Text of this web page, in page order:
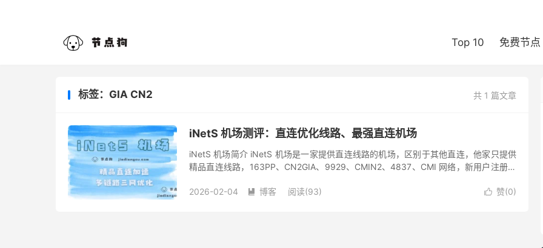
Top 10 免费节点
共 1 篇文章
标签：GIA CN2
iNetS 机场测评：直连优化线路、最强直连机场
iNetS 机场简介 iNetS 机场是一家提供直连线路的机场，区别于其他直连，他家只提供
精品直连线路，163PP、CN2GIA、9929、CMIN2、4837、CMI 网络，新用户注册即
 赞(0)
2026-02-04  博客 阅读(93)